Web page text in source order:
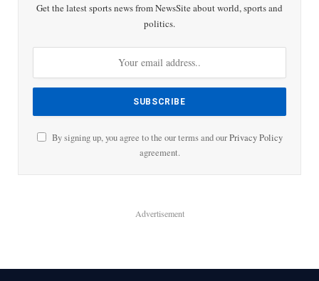
Get the latest sports news from NewsSite about world, sports and
politics.
By signing up, you agree to the our terms and ourPrivacy Policy
agreement.
Advertisement